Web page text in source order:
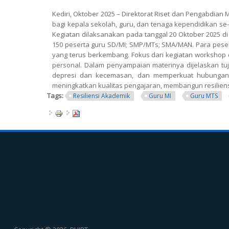
Kediri, Oktober 2025 – Direktorat Riset dan
bagi kepala sekolah, guru, dan tenaga kependidikan
Kegiatan dilaksanakan pada tanggal 20 Oktober 2025
150 peserta guru SD/MI; SMP/MTs; SMA/MAN. Para
yang terus berkembang. Fokus dari kegiatan
personal. Dalam penyampaian materinya dijelaskan
depresi dan kecemasan, dan memperkuat
meningkatkan kualitas pengajaran, membangun
Tags:
Resiliensi Akademik Guru MI Guru MTS